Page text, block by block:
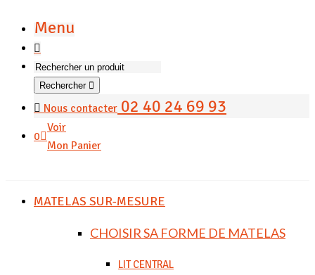
Menu
Rechercher
Nous contacter 02 40 24 69 93
0
Voir
Mon Panier
MATELAS SUR-MESURE
CHOISIR SA FORME DE MATELAS
LIT CENTRAL